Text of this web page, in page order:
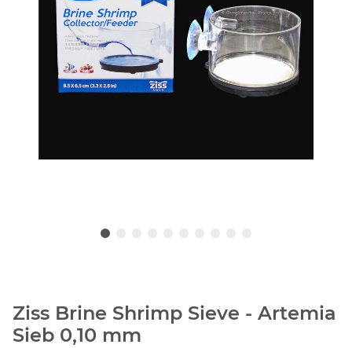
Ziss Brine Shrimp Sieve - Artemia
Sieb 0,10 mm